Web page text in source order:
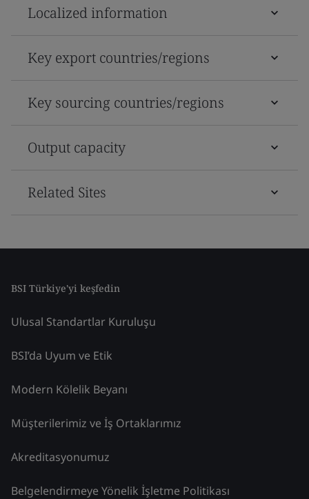
Localized information
Key export countries/regions
Key sourcing countries/regions
Output capacity
Related Sites
BSI Türkiye'yi keşfedin
Ulusal Standartlar Kuruluşu
BSI’da Uyum ve Etik
Modern Kölelik Beyanı
Müşterilerimiz ve İş Ortaklarımız
Akreditasyonumuz
Belgelendirmeye Yönelik İşletme Politikası